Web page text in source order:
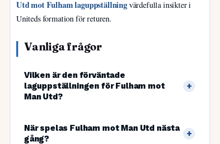
Utd mot Fulham laguppställningvärdefulla insikter i
Uniteds formation för returen.
Vanliga frågor
Vilken är den förväntade
laguppställningen för Fulham mot
Man Utd?
När spelas Fulham mot Man Utd nästa
gång?